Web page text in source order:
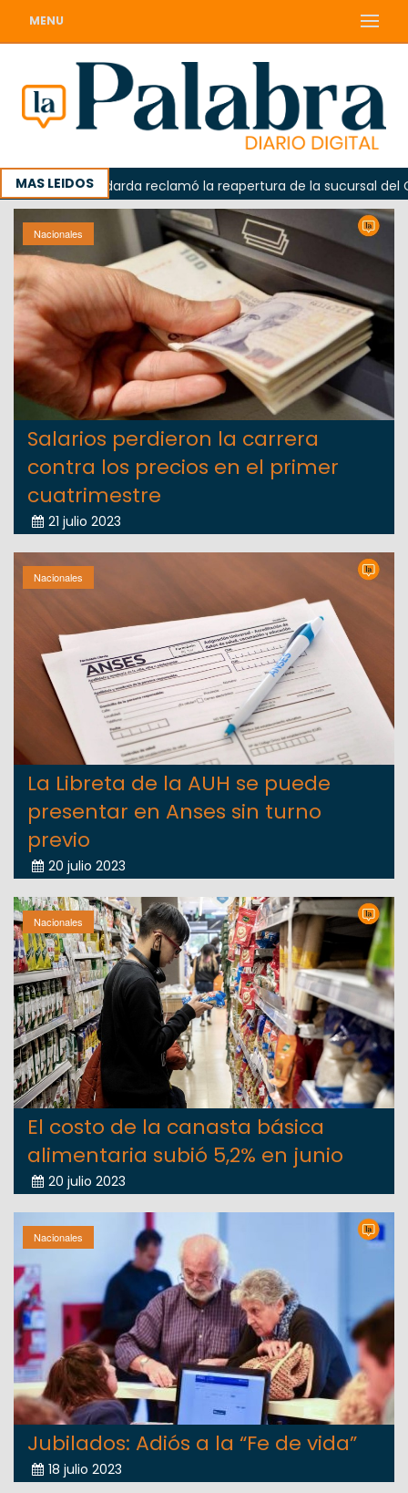
MENU
MAS LEIDOSOdarda reclamó la reapertura de la sucursal del
Nacionales
Salarios perdieron la carrera
contra los precios en el primer
cuatrimestre
21 julio 2023
Nacionales
La Libreta de la AUH se puede
presentar en Anses sin turno
previo
20 julio 2023
Nacionales
El costo de la canasta básica
alimentaria subió 5,2% en junio
20 julio 2023
Nacionales
Jubilados: Adiós a la “Fe de vida”
18 julio 2023